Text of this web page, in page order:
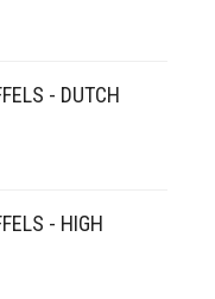
- DUTCH
- HIGH